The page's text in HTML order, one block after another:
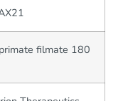
filmate 180